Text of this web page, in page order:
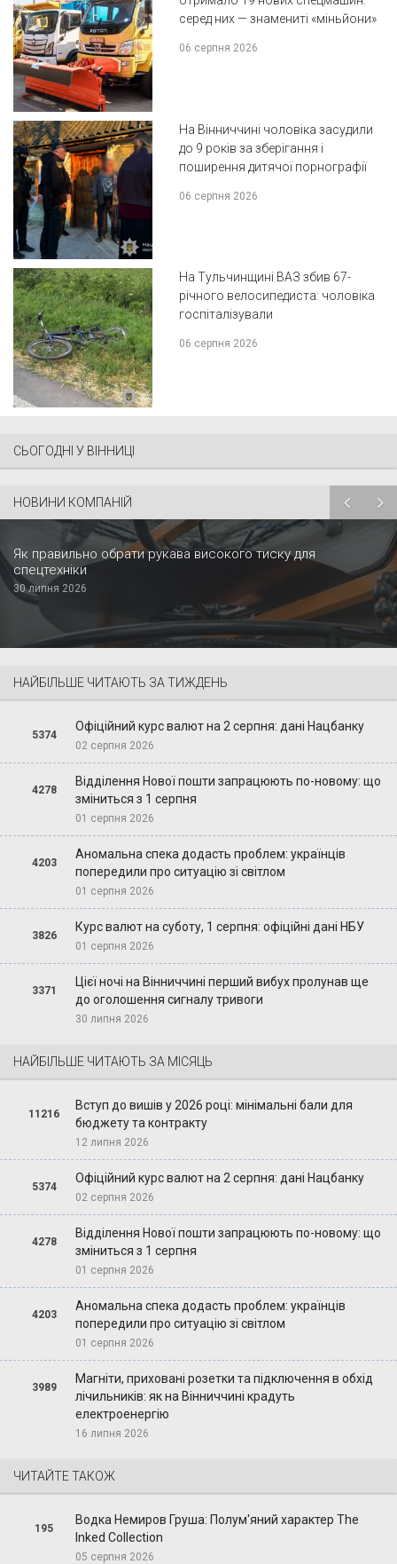
серед них — знамениті «міньйони»
06 серпня 2026
На Вінниччині чоловіка засудили
до 9 років за зберігання і
поширення дитячої порнографії
06 серпня 2026
На Тульчинщині ВАЗ збив 67-
річного велосипедиста: чоловіка
госпіталізували
06 серпня 2026
СЬОГОДНІ У ВІННИЦІ
НОВИНИ КОМПАНІЙ
Як правильно обрати рукава високого тиску для
спецтехніки
30 липня 2026
НАЙБІЛЬШЕ ЧИТАЮТЬ ЗА ТИЖДЕНЬ
5374
Офіційний курс валют на 2 серпня: дані Нацбанку
02 серпня 2026
4278
Відділення Нової пошти запрацюють по-новому: що
зміниться з 1 серпня
01 серпня 2026
4203
Аномальна спека додасть проблем: українців
попередили про ситуацію зі світлом
01 серпня 2026
3826
Курс валют на суботу, 1 серпня: офіційні дані НБУ
01 серпня 2026
3371
Цієї ночі на Вінниччині перший вибух пролунав ще
до оголошення сигналу тривоги
30 липня 2026
НАЙБІЛЬШЕ ЧИТАЮТЬ ЗА МІСЯЦЬ
11216
Вступ до вишів у 2026 році: мінімальні бали для
бюджету та контракту
12 липня 2026
5374
Офіційний курс валют на 2 серпня: дані Нацбанку
02 серпня 2026
4278
Відділення Нової пошти запрацюють по-новому: що
зміниться з 1 серпня
01 серпня 2026
4203
Аномальна спека додасть проблем: українців
попередили про ситуацію зі світлом
01 серпня 2026
3989
Магніти, приховані розетки та підключення в обхід
лічильників: як на Вінниччині крадуть
електроенергію
16 липня 2026
ЧИТАЙТЕ ТАКОЖ
195
Водка Немиров Груша: Полум'яний характер The
Inked Collection
05 серпня 2026